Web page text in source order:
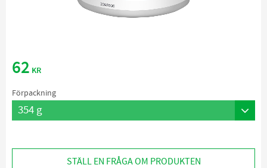
62 KR
Förpackning
STÄLL EN FRÅGA OM PRODUKTEN